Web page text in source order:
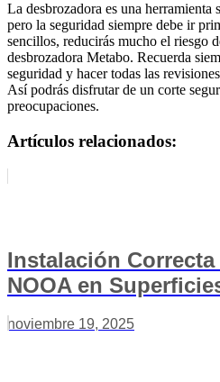
La desbrozadora es una
pero la seguridad siempre debe ir
sencillos, reducirás mucho el riesgo
desbrozadora Metabo. Recuerda
seguridad y hacer todas las
Así podrás disfrutar de un corte
preocupaciones.
Artículos relacionados:
Instalación
NOOA en
noviembre 19, 2025